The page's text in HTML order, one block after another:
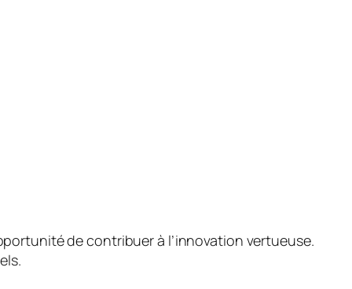
de contribuer à l’innovation vertueuse.